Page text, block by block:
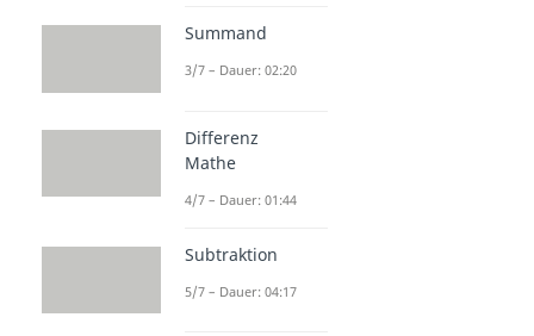
Summand
3/7 – Dauer: 02:20
Differenz
Mathe
4/7 – Dauer: 01:44
Subtraktion
5/7 – Dauer: 04:17